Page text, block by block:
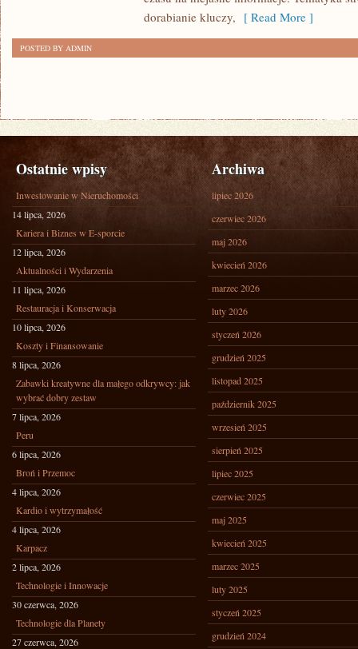
dorabianie kluczy, [ Read More ]
POSTED BY ADMIN
Ostatnie wpisy
Inwestowanie w Nieruchomości
14 lipca, 2026
Kariera i Biznes w E-sporcie
12 lipca, 2026
Aktualności i Wydarzenia
11 lipca, 2026
Restauracja i Konserwacja
10 lipca, 2026
Koszty i Finansowanie
8 lipca, 2026
Zabawki kreatywne dla małego odkrywcy: jak
wybrać dobry zestaw
7 lipca, 2026
Peru
6 lipca, 2026
Broń i Przemoc
4 lipca, 2026
Kardio i wytrzymałość
4 lipca, 2026
Karpacz
2 lipca, 2026
Technologie i Innowacje
30 czerwca, 2026
Technologie dla Planety
27 czerwca, 2026
Archiwa
lipiec 2026
czerwiec 2026
maj 2026
kwiecień 2026
marzec 2026
luty 2026
styczeń 2026
grudzień 2025
listopad 2025
październik 2025
wrzesień 2025
sierpień 2025
lipiec 2025
czerwiec 2025
maj 2025
kwiecień 2025
marzec 2025
luty 2025
styczeń 2025
grudzień 2024